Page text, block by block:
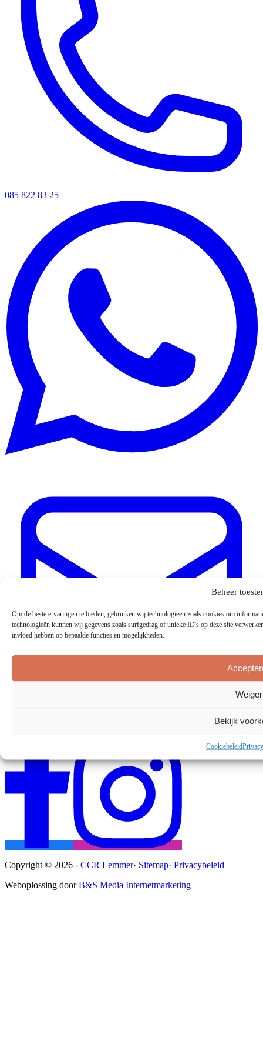
Beheer
Om de beste ervaringen te bieden, gebruiken wij technologieën zoals cookies om
technologieën kunnen wij gegevens zoals surfgedrag of unieke ID's op deze site
invloed hebben op bepaalde functies en mogelijkheden.
Weiger
Bekijk
Cookiebeleid
085 822 83 25
Copyright © 2026 - CCR Lemmer· Sitemap· Privacybeleid
Weboplossing doorB&S Media Internetmarketing